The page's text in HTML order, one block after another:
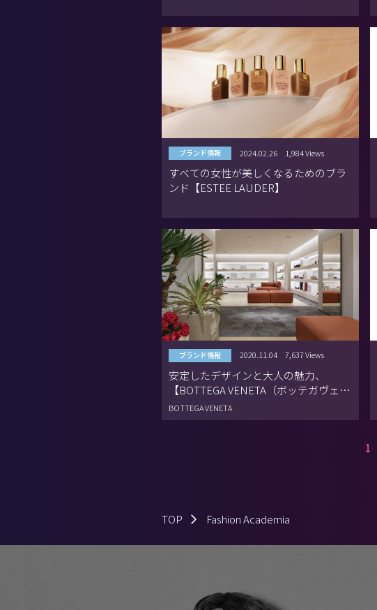
ブランド情報 2024.02.26 1,984 Views
すべての女性が美しくなるためのブラ
ンド【ESTEE LAUDER】
ブランド情報 2020.11.04 7,637 Views
安定したデザインと大人の魅力、
【BOTTEGA VENETA（ボッテガヴェネ
タ）】
BOTTEGA VENETA
1
TOP Fashion Academia